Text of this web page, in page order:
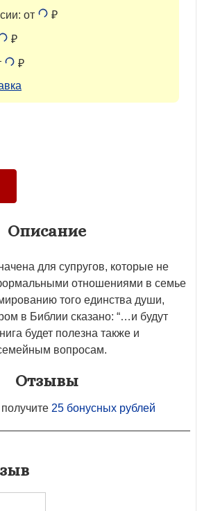
от ₽
₽
₽
Описание
для супругов, которые не
отношениями в семье
того единства души,
в Библии сказано: “…и будут
будет полезна также и
вопросам.
Отзывы
25 бонусных рублей